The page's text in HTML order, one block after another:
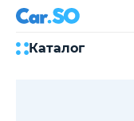
Каталог